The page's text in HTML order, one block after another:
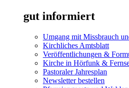
gut informiert
Umgang mit Missbrauch
Kirchliches Amtsblatt
Veröffentlichungen &
Kirche in Hörfunk &
Pastoraler Jahresplan
Newsletter bestellen